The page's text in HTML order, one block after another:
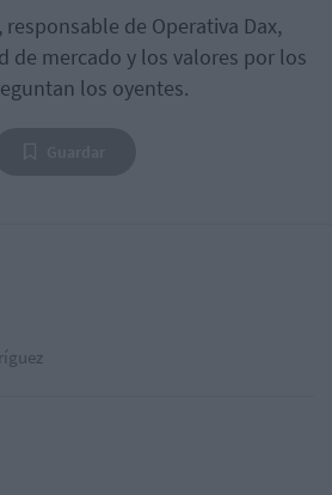
de Operativa Dax,
de mercado y los valores por los
los oyentes.